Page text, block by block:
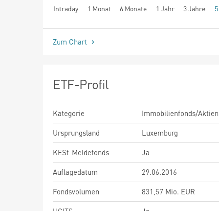
Intraday 1 Monat 6 Monate 1 Jahr 3 Jahre
seit Beginn
Zum Chart
ETF-Profil
Kategorie
Immobilienfonds/Aktien
Ursprungsland
Luxemburg
KESt-Meldefonds
Ja
Auflagedatum
29.06.2016
Fondsvolumen
831,57 Mio. EUR